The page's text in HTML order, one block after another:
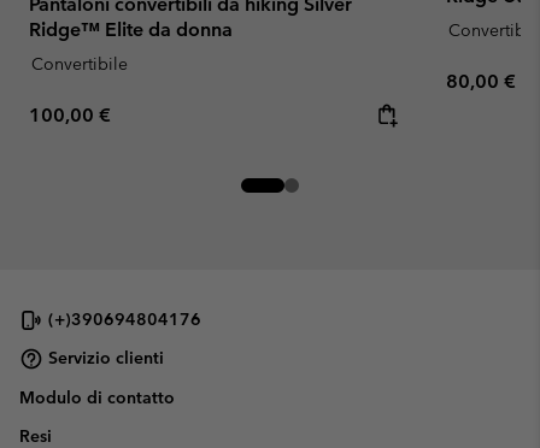
Ridge™ Elite da donna
Convertibile
Regular price:
100,00 €
Regular
80,00 €
(+)390694804176
Servizio clienti
Modulo di contatto
Resi